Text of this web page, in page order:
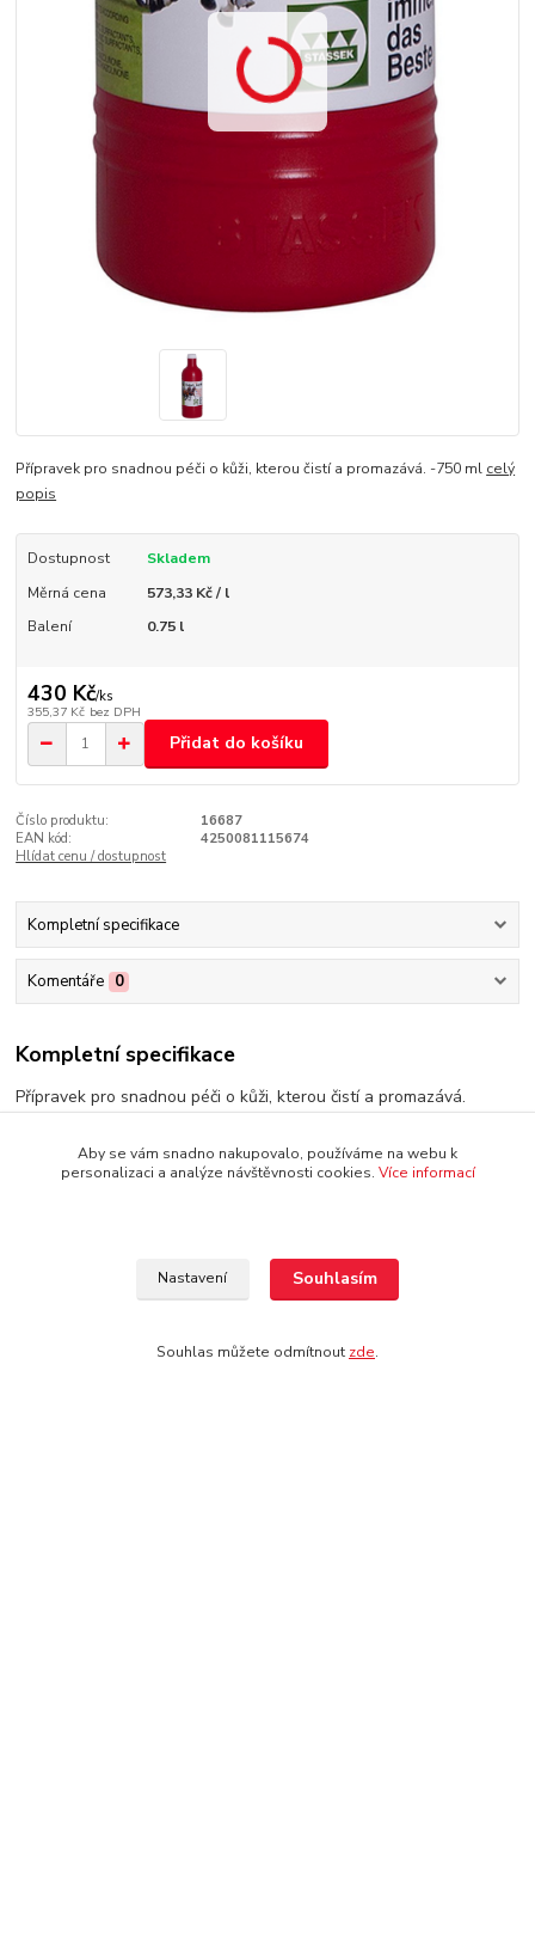
Přípravek pro snadnou péči o kůži, kterou čistí a promazává. -750 ml celý
popis
Dostupnost
Skladem
Měrná cena
573,33 Kč / l
Balení
0.75 l
430 Kč/ks
355,37 Kč bez DPH
Přidat do košíku
Číslo produktu:
16687
EAN kód:
4250081115674
Hlídat cenu / dostupnost
Kompletní specifikace
Komentáře 0
Kompletní specifikace
Přípravek pro snadnou péči o kůži, kterou čistí a promazává.
Aby se vám snadno nakupovalo, používáme na webu k
personalizaci a analýze návštěvnosti cookies. Více informací
Nastavení Souhlasím
Souhlas můžete odmítnout zde.